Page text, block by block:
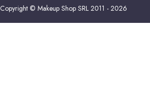
Copyright © Makeup Shop SRL 2011 - 2026